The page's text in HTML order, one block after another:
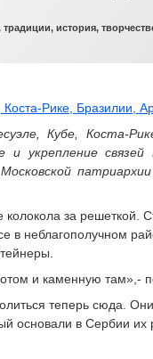
традиции, история,
Кубе, Коста-
укрепление связей
патриархии
за
в неблагополучном
и каменную там»,-
теперь сюда.
основали в Сербии